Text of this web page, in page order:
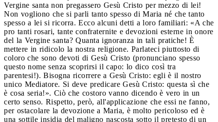
Vergine santa non pregassero Gesù Cristo per mezzo di lei!
Non vogliono che si parli tanto spesso di Maria né che tanto
spesso a lei si ricorra. Ecco alcuni detti a loro familiari: «A che
pro tanti rosari, tante confraternite e devozioni esterne in onore
del la Vergine santa? Quanta ignoranza in tali pratiche! È
mettere in ridicolo la nostra religione. Parlateci piuttosto di
coloro che sono devoti di Gesù Cristo (pronunciano spesso
questo nome senza scoprirsi il capo: lo dico così tra
parentesi!). Bisogna ricorrere a Gesù Cristo: egli è il nostro
unico Mediatore. Si deve predicare Gesù Cristo: questa sì che
è cosa seria!». Ciò che costoro vanno dicendo è vero in un
certo senso. Rispetto, però, all'applicazione che essi ne fanno,
per ostacolare la devozione a Maria, è molto pericoloso ed è
una sottile insidia del maligno nascosta sotto il pretesto di un